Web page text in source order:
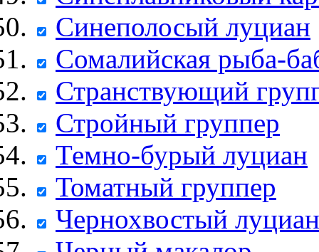
Синеполосый луциан
Сомалийская рыба-
Странствующий
Стройный группер
Темно-бурый луциан
Томатный группер
Чернохвостый луциан